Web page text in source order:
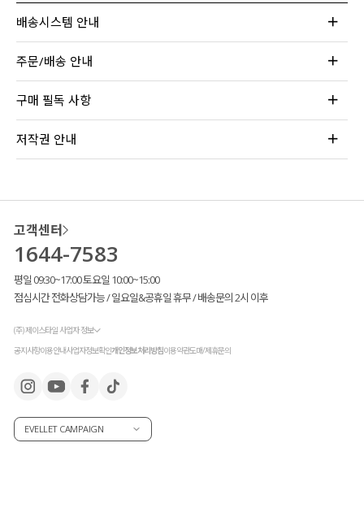
배송시스템 안내
주문/배송 안내
구매 필독 사항
저작권 안내
고객센터
1644-7583
평일 09:30~17:00 토요일 10:00~15:00
점심시간 전화상담가능 / 일요일&공휴일 휴무 / 배송문의 2시 이후
(주) 제이스타일 사업자 정보
공지사항이용안내사업자정보확인개인정보처리방침이용약관도매/제휴문의
EVELLET CAMPAIGN